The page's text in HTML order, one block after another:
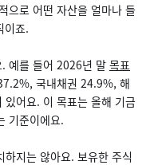
으로 어떤 자산을 얼마나 들
이죠.
예를 들어 2026년 말 목표
국내채권 24.9%, 해
어요. 이 목표는 올해 기금
기준이에요.
지는 않아요. 보유한 주식